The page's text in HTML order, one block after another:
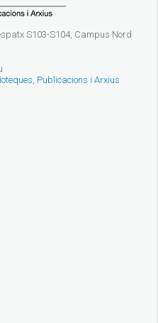
S103-S104, Campus Nord
Publicacions i Arxius